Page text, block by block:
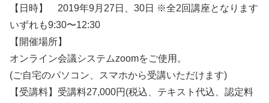
【日時】 2019年9月27日、30日 ※全2回講座となります
いずれも9:30〜12:30
【開催場所】
オンライン会議システムzoomをご使用。
(ご自宅のパソコン、スマホから受講いただけます)
【受講料】受講料27,000円(税込、テキスト代込、認定料